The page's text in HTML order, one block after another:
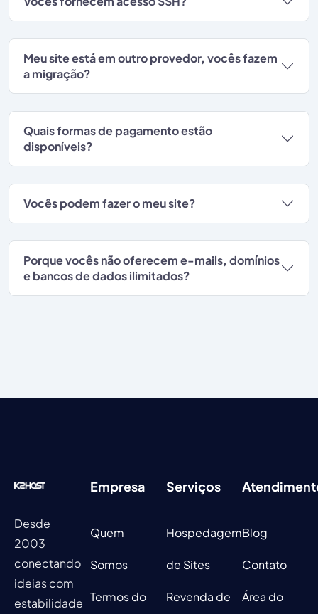
Meu site está em outro provedor, vocês fazem
a migração?
Quais formas de pagamento estão
disponíveis?
Vocês podem fazer o meu site?
Porque vocês não oferecem e-mails, domínios
e bancos de dados ilimitados?
Desde
2003
conectando
ideias com
estabilidade
Empresa
Quem
Somos
Termos do
Serviços
Hospedagem
de Sites
Revenda de
Blog
Contato
Área do